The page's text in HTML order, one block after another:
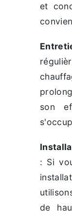
et
son
: Si
de